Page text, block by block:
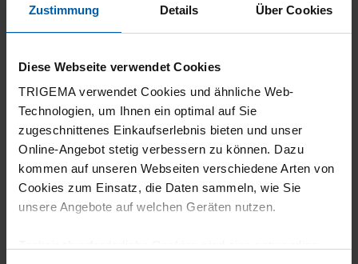
Zustimmung Details Über Cookies
Diese Webseite verwendet Cookies
TRIGEMA verwendet Cookies und ähnliche Web-
Technologien, um Ihnen ein optimal auf Sie
zugeschnittenes Einkaufserlebnis bieten und unser
Online-Angebot stetig verbessern zu können. Dazu
kommen auf unseren Webseiten verschiedene Arten von
Cookies zum Einsatz, die Daten sammeln, wie Sie
unsere Angebote auf welchen Geräten nutzen.
Angefragte Menge *
Mehrzeiliger Text